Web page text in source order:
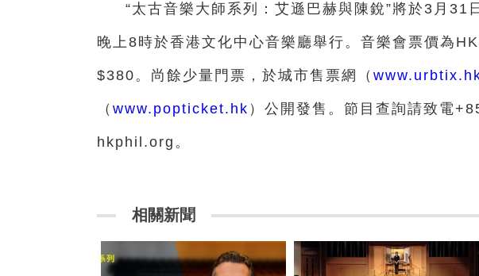
“太古音樂大師系列：艾遜巴赫與陳銳”將於3月31
晚上8時於香港文化中心音樂廳舉行。音樂會票價為
$380。尚餘少量門票，於城市售票網（
（ www.popticket.hk ）公開發售。節目查詢請致電
hkphil.org。
相關新聞